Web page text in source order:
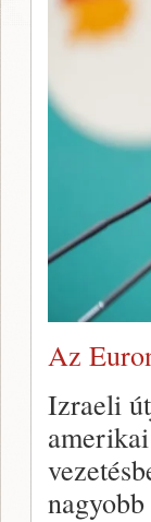
Az
Izraeli